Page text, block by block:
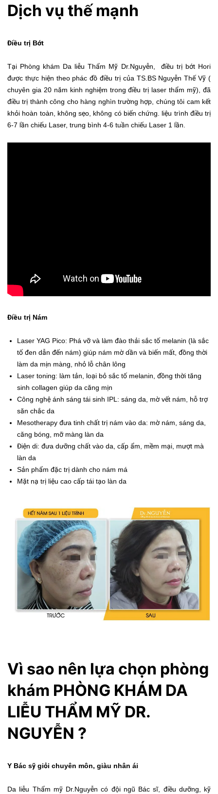
Dịch vụ thếmạnh
Điều trị Bớt
Tại Phòng khám Da liễu Thẩm Mỹ Dr.Nguyễn, điều trị bớt Hori
được thực hiện theo phác đồ điều trị của TS.BS Nguyễn Thế Vỹ (
chuyên gia 20 năm kinh nghiệm trong điều trị laser thẩm mỹ), đã
điều trị thành công cho hàng nghìn trường hợp, chúng tôi cam kết
khỏi hoàn toàn, không sẹo, không có biến chứng. liệu trình điều trị
6-7 lần chiếu Laser, trung bình 4-6 tuần chiếu Laser 1 lần.
Điều trị Nám
Laser YAG Pico: Phá vỡ và làm đào thải sắc tố melanin (là sắc
tố đen dẫn đến nám) giúp nám mờ dần và biến mất, đồng thời
làm da mịn màng, nhỏ lỗ chân lông
Laser toning: làm tản, loại bỏ sắc tố melanin, đồng thời tăng
sinh collagen giúp da căng mịn
Công nghệ ánh sáng tái sinh IPL: sáng da, mờ vết nám, hỗ trợ
săn chắc da
Mesotherapy đưa tinh chất trị nám vào da: mờ nám, sáng da,
căng bóng, mỡ màng làn da
Điện di: đưa dưỡng chất vào da, cấp ẩm, mềm mại, mượt mà
làn da
Sản phẩm đặc trị dành cho nám má
Mặt nạ trị liệu cao cấp tái tạo làn da
Vì sao nên lựa chọn phòng
khám PHÒNG KHÁM DA
LIỄU THẨM MỸ DR.
NGUYỄN ?
Y Bác sỹ giỏi chuyên môn, giàu nhân ái
Da liễu Thẩm mỹ Dr.Nguyễn có đội ngũ Bác sĩ, điều dưỡng, kỹ